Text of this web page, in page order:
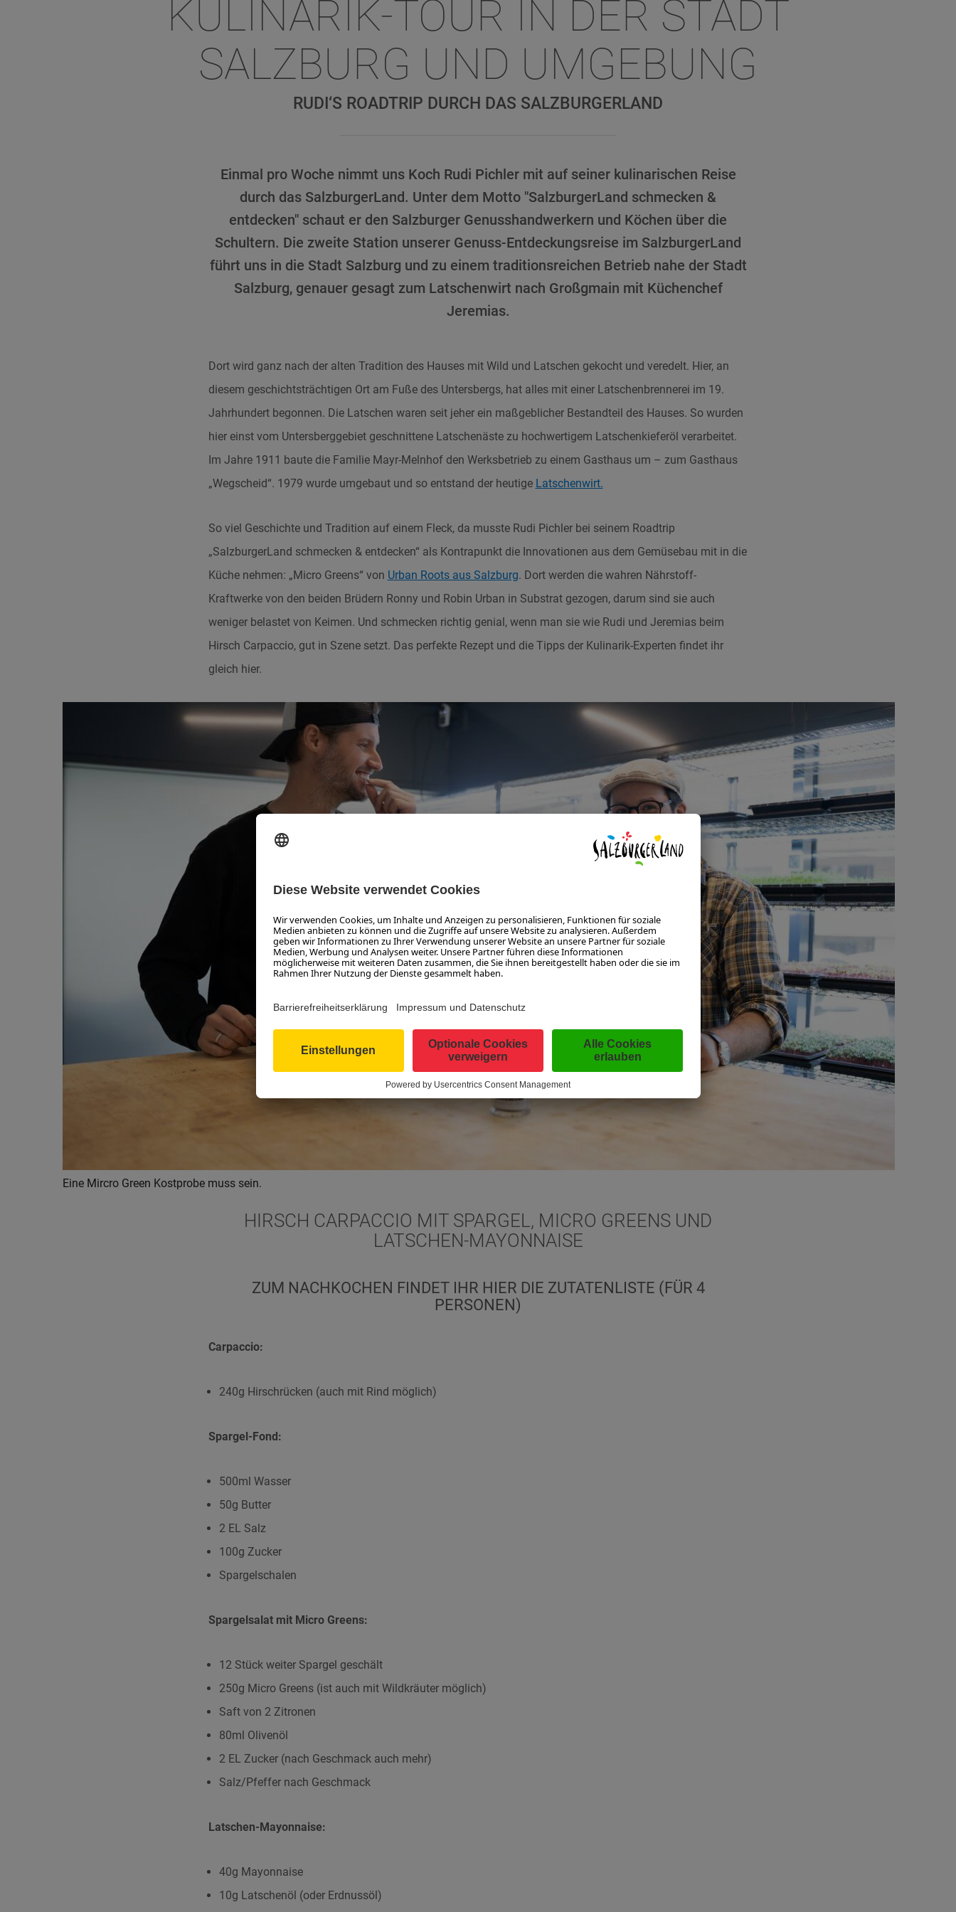
KULINARIK-TOUR IN DER STADT
SALZBURG UND UMGEBUNG
RUDI‘S ROADTRIP DURCH DAS SALZBURGERLAND
Einmal pro Woche nimmt uns Koch Rudi Pichler mit auf seiner kulinarischen Reise
durch das SalzburgerLand. Unter dem Motto "SalzburgerLand schmecken &
entdecken" schaut er den Salzburger Genusshandwerkern und Köchen über die
Schultern. Die zweite Station unserer Genuss-Entdeckungsreise im SalzburgerLand
führt uns in die Stadt Salzburg und zu einem traditionsreichen Betrieb nahe der Stadt
Salzburg, genauer gesagt zum Latschenwirt nach Großgmain mit Küchenchef
Jeremias.
Dort wird ganz nach der alten Tradition des Hauses mit Wild und Latschen gekocht und veredelt. Hier, an
diesem geschichtsträchtigen Ort am Fuße des Untersbergs, hat alles mit einer Latschenbrennerei im 19.
Jahrhundert begonnen. Die Latschen waren seit jeher ein maßgeblicher Bestandteil des Hauses. So wurden
hier einst vom Untersberggebiet geschnittene Latschenäste zu hochwertigem Latschenkieferöl verarbeitet.
Im Jahre 1911 baute die Familie Mayr-Melnhof den Werksbetrieb zu einem Gasthaus um – zum Gasthaus
„Wegscheid“. 1979 wurde umgebaut und so entstand der heutige Latschenwirt.
So viel Geschichte und Tradition auf einem Fleck, da musste Rudi Pichler bei seinem Roadtrip
„SalzburgerLand schmecken & entdecken“ als Kontrapunkt die Innovationen aus dem Gemüsebau mit in die
Küche nehmen: „Micro Greens“ von Urban Roots aus Salzburg. Dort werden die wahren Nährstoff-
Kraftwerke von den beiden Brüdern Ronny und Robin Urban in Substrat gezogen, darum sind sie auch
weniger belastet von Keimen. Und schmecken richtig genial, wenn man sie wie Rudi und Jeremias beim
Hirsch Carpaccio, gut in Szene setzt. Das perfekte Rezept und die Tipps der Kulinarik-Experten findet ihr
gleich hier.
Eine Mircro Green Kostprobe muss sein.
HIRSCH CARPACCIO MIT SPARGEL, MICRO GREENS UND
LATSCHEN-MAYONNAISE
ZUM NACHKOCHEN FINDET IHR HIER DIE ZUTATENLISTE (FÜR 4
PERSONEN)
Carpaccio:
240g Hirschrücken (auch mit Rind möglich)
Spargel-Fond:
500ml Wasser
50g Butter
2 EL Salz
100g Zucker
Spargelschalen
Spargelsalat mit Micro Greens:
12 Stück weiter Spargel geschält
250g Micro Greens (ist auch mit Wildkräuter möglich)
Saft von 2 Zitronen
80ml Olivenöl
2 EL Zucker (nach Geschmack auch mehr)
Salz/Pfeffer nach Geschmack
Latschen-Mayonnaise:
40g Mayonnaise
10g Latschenöl (oder Erdnussöl)